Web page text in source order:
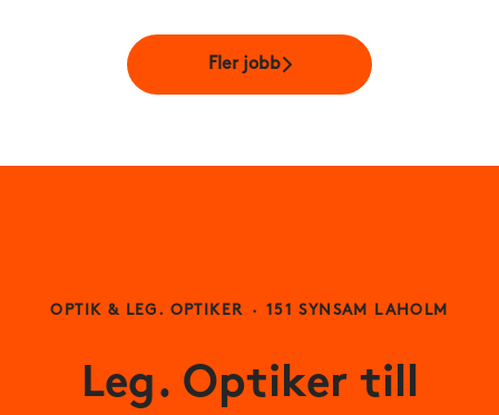
Fler jobb
OPTIK & LEG. OPTIKER · 151 SYNSAM LAHOLM
Leg. Optiker till